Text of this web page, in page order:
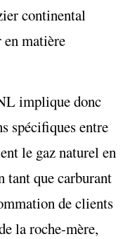
continental
en matière
implique donc
spécifiques entre
le gaz naturel en
tant que carburant
de clients
la roche-mère,